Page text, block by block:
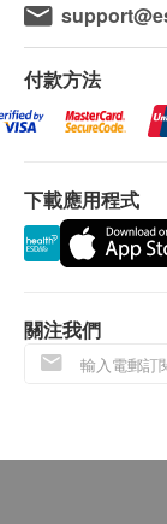
梅毒血清試
愛滋病病毒
乙型肝炎表
乙型鏈球菌
陰道加德納
報告
由女醫生主
醫生講解報
報告
進行健康檢查
進檢查報告，
(指定性傳染
A. 本地客戶:
親身領取：親
佐敦：星期一
(1) 親身領取
付款方法
下載應用程式
關注我們